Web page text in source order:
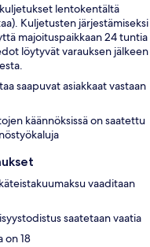
lentokentältä
Kuljetusten järjestämiseksi
majoituspaikkaan 24 tuntia
löytyvät varauksen jälkeen
saapuvat asiakkaat vastaan
käännöksissä on saatettu
vaaditaan
saatetaan vaatia
on 18